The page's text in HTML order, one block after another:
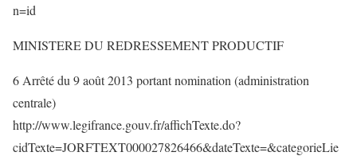
n=id
MINISTERE DU REDRESSEMENT PRODUCTIF
6 Arrêté du 9 août 2013 portant nomination (administration
centrale)
http://www.legifrance.gouv.fr/affichTexte.do?
cidTexte=JORFTEXT000027826466&dateTexte=&categorieLie